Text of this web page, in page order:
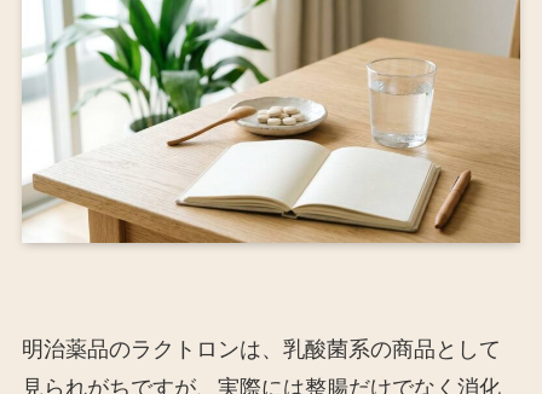
明治薬品のラクトロンは、乳酸菌系の商品として
見られがちですが、実際には整腸だけでなく消化